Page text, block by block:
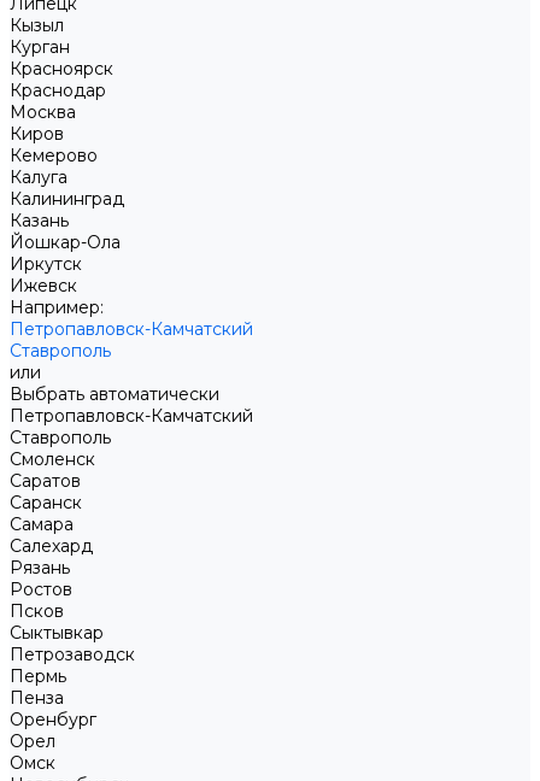
Кызыл
Курган
Красноярск
Краснодар
Москва
Киров
Кемерово
Калуга
Калининград
Казань
Йошкар-Ола
Иркутск
Ижевск
Например:
Петропавловск-Камчатский
Ставрополь
или
Выбрать автоматически
Петропавловск-Камчатский
Ставрополь
Смоленск
Саратов
Саранск
Самара
Салехард
Рязань
Ростов
Псков
Сыктывкар
Петрозаводск
Пермь
Пенза
Оренбург
Орел
Омск